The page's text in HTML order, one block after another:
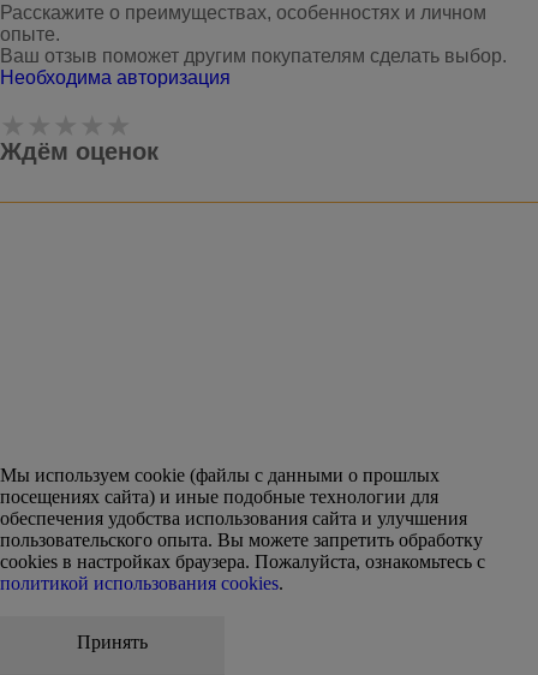
Расскажите о преимуществах, особенностях и личном
опыте.
Ваш отзыв поможет другим покупателям сделать выбор.
Необходима авторизация
Ждём оценок
Мы используем cookie (файлы с данными о прошлых
посещениях сайта) и иные подобные технологии для
обеспечения удобства использования сайта и улучшения
пользовательского опыта. Вы можете запретить обработку
сookies в настройках браузера. Пожалуйста, ознакомьтесь с
политикой использования cookies.
Принять